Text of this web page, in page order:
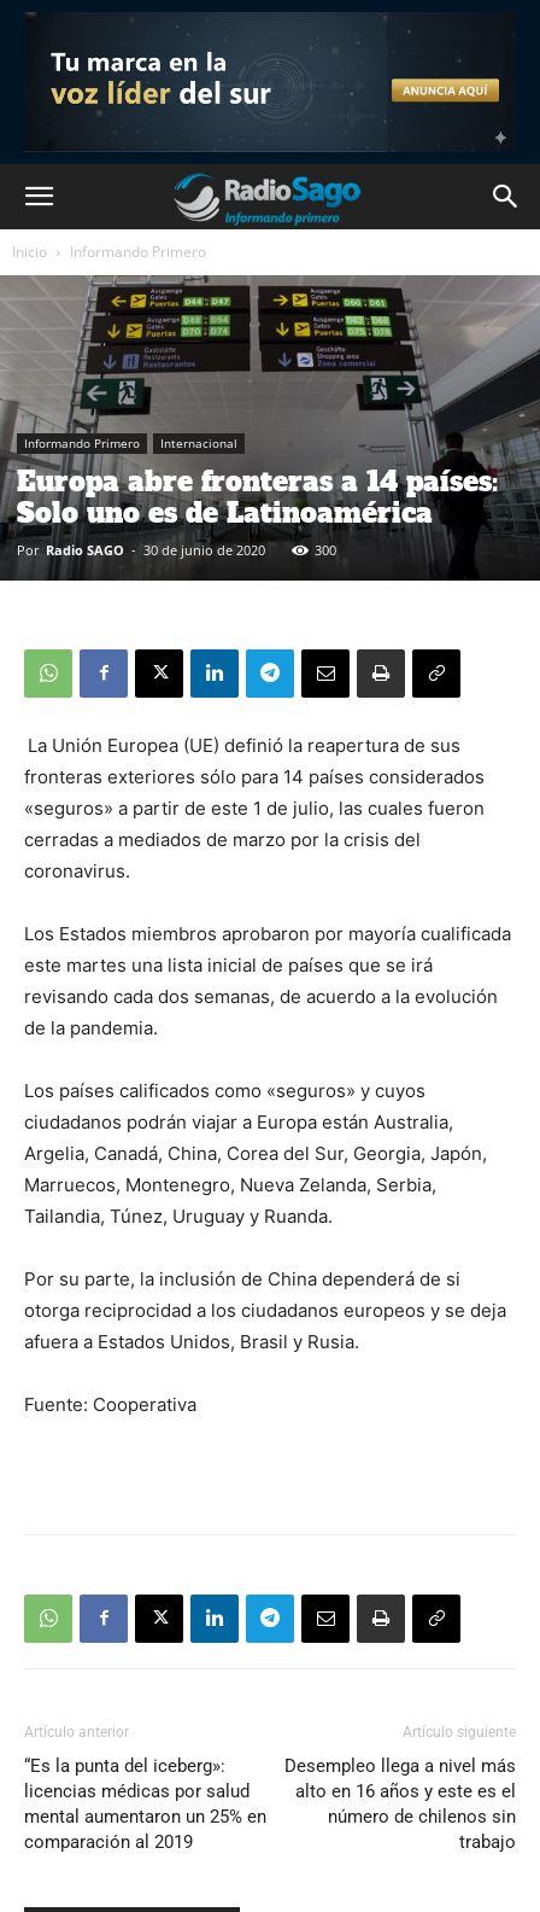
Inicio Informando Primero
Informando Primero Internacional
Europa abre fronteras a 14 países:
Solo uno es de Latinoamérica
Por Radio SAGO - 30 de junio de 2020 300
La Unión Europea (UE) definió la reapertura de sus
fronteras exteriores sólo para 14 países considerados
«seguros» a partir de este 1 de julio, las cuales fueron
cerradas a mediados de marzo por la crisis del
coronavirus.
Los Estados miembros aprobaron por mayoría cualificada
este martes una lista inicial de países que se irá
revisando cada dos semanas, de acuerdo a la evolución
de la pandemia.
Los países calificados como «seguros» y cuyos
ciudadanos podrán viajar a Europa están Australia,
Argelia, Canadá, China, Corea del Sur, Georgia, Japón,
Marruecos, Montenegro, Nueva Zelanda, Serbia,
Tailandia, Túnez, Uruguay y Ruanda.
Por su parte, la inclusión de China dependerá de si
otorga reciprocidad a los ciudadanos europeos y se deja
afuera a Estados Unidos, Brasil y Rusia.
Fuente: Cooperativa
Artículo anterior
“Es la punta del iceberg»:
licencias médicas por salud
mental aumentaron un 25% en
comparación al 2019
Artículo siguiente
Desempleo llega a nivel más
alto en 16 años y este es el
número de chilenos sin
trabajo